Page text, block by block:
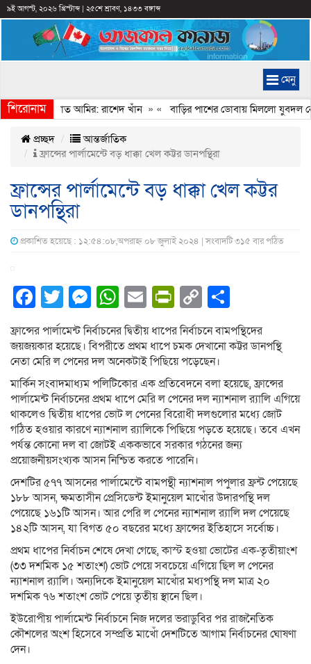
৯ই আগস্ট, ২০২৬ খ্রিস্টাব্দ| ২৫শে শ্রাবণ, ১৪৩৩ বঙ্গাব্দ
মেনু
শিরোনাম
করেন জামায়াত আমির: রাশেদ খাঁন» «বাড়ির পাশের ডোবায় মিললো যুবদল
প্রচ্ছদ
আন্তর্জাতিক
ফ্রান্সের পার্লামেন্টে বড় ধাক্কা খেল কট্টর ডানপন্থিরা
ফ্রান্সের পার্লামেন্টে বড় ধাক্কা খেল কট্টর
ডানপন্থিরা
প্রকাশিত হয়েছে : ১২:৫৪:০৮,অপরাহ্ন ০৮ জুলাই ২০২৪ | সংবাদটি ৩১৫ বার পঠিত
Facebook
Twitter
Messenger
WhatsApp
EmailPrintFriendly
Copy
Link
ফ্রান্সের পার্লামেন্ট নির্বাচনের দ্বিতীয় ধাপের নির্বাচনে বামপন্থিদের
জয়জয়কার হয়েছে। বিপরীতে প্রথম ধাপে চমক দেখানো কট্টর ডানপন্থি
নেতা মেরি ল পেনের দল অনেকটাই পিছিয়ে পড়েছেন।
মার্কিন সংবাদমাধ্যম পলিটিকোর এক প্রতিবেদনে বলা হয়েছে, ফ্রান্সের
পার্লামেন্ট নির্বাচনের প্রথম ধাপে মেরি ল পেনের দল ন্যাশনাল র‍্যালি এগিয়ে
থাকলেও দ্বিতীয় ধাপের ভোট ল পেনের বিরোধী দলগুলোর মধ্যে জোট
গঠিত হওয়ার কারণে ন্যাশনাল র‍্যালিকে পিছিয়ে পড়তে হয়েছে। তবে এখন
পর্যন্ত কোনো দল বা জোটই এককভাবে সরকার গঠনের জন্য
প্রয়োজনীয়সংখ্যক আসন নিশ্চিত করতে পারেনি।
দেশটির ৫৭৭ আসনের পার্লামেন্টে বামপন্থী ন্যাশনাল পপুলার ফ্রন্ট পেয়েছে
১৮৮ আসন, ক্ষমতাসীন প্রেসিডেন্ট ইমানুয়েল মাখোঁর উদারপন্থি দল
পেয়েছে ১৬১টি আসন। আর পেরি ল পেনের ন্যাশনাল র‍্যালি দল পেয়েছে
১৪২টি আসন, যা বিগত ৫০ বছরের মধ্যে ফ্রান্সের ইতিহাসে সর্বোচ্চ।
প্রথম ধাপের নির্বাচন শেষে দেখা গেছে, কাস্ট হওয়া ভোটের এক-তৃতীয়াংশ
(৩৩ দশমিক ১৫ শতাংশ) ভোট পেয়ে সবচেয়ে এগিয়ে ছিল ল পেনের
ন্যাশনাল র‍্যালি। অন্যদিকে ইমানুয়েল মাখোঁর মধ্যপন্থি দল মাত্র ২০
দশমিক ৭৬ শতাংশ ভোট পেয়ে তৃতীয় স্থানে ছিল।
ইউরোপীয় পার্লামেন্ট নির্বাচনে নিজ দলের ভরাডুবির পর রাজনৈতিক
কৌশলের অংশ হিসেবে সম্প্রতি মাখোঁ দেশটিতে আগাম নির্বাচনের ঘোষণা
দেন।